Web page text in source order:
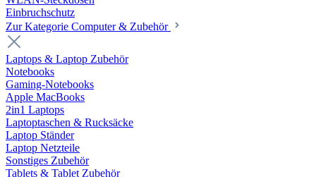
Einbruchschutz
Zur Kategorie Computer & Zubehör
Laptops & Laptop Zubehör
Notebooks
Gaming-Notebooks
Apple MacBooks
2in1 Laptops
Laptoptaschen & Rucksäcke
Laptop Ständer
Laptop Netzteile
Sonstiges Zubehör
Tablets & Tablet Zubehör